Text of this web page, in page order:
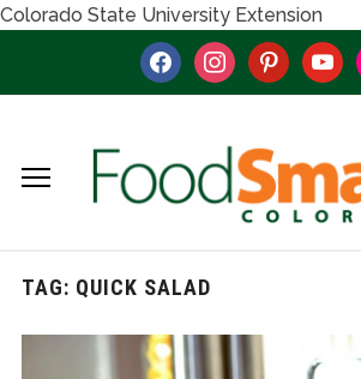
Colorado State University Extension
facebookinstagrampinterest
TAG: QUICK SALAD